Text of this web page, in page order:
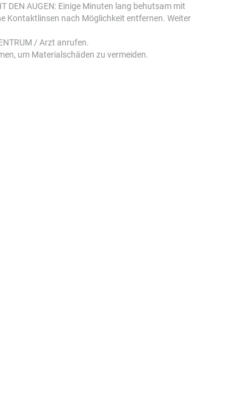
DEN AUGEN: Einige Minuten lang behutsam mit
Kontaktlinsen nach Möglichkeit entfernen. Weiter
/ Arzt anrufen.
um Materialschäden zu vermeiden.